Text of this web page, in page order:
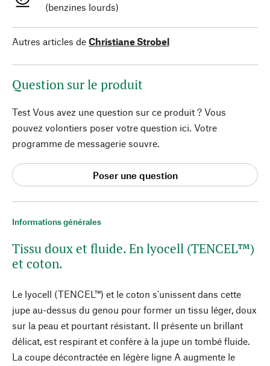
Informations générales
Tissu doux et fluide. En lyocell (TENCEL™)
et coton.
Le lyocell (TENCEL™) et le coton s'unissent dans cette
jupe au-dessus du genou pour former un tissu léger, doux
sur la peau et pourtant résistant. Il présente un brillant
délicat, est respirant et confère à la jupe un tombé fluide.
La coupe décontractée en légère ligne A augmente le
(benzines lourds)
Autres articles de Christiane Strobel
Question sur le produit
Test Vous avez une question sur ce produit ? Vous
pouvez volontiers poser votre question ici. Votre
programme de messagerie souvre.
Poser une question